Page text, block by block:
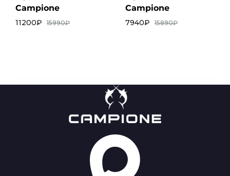
Campione
11200₽ 15990₽
Campione
7940₽ 15890₽